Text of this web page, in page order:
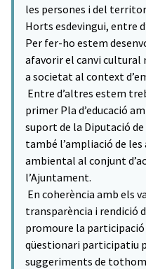
les persones i del
Horts esdevingui, entre
Per fer-ho estem
afavorir el canvi cultural
a societat al context
Entre d’altres estem
primer Pla d’educació
suport de la Diputació
també l’ampliació de les
ambiental al conjunt
l’Ajuntament.
En coherència amb els
transparència i rendició
promoure la
qüestionari participatiu
suggeriments de